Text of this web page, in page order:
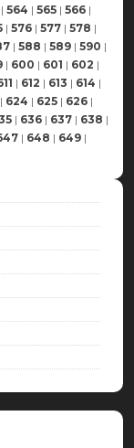
| 564 | 565 | 566 |
| 576 | 577 | 578 |
| 588 | 589 | 590 |
| 600 | 601 | 602 |
| 612 | 613 | 614 |
| 624 | 625 | 626 |
| 636 | 637 | 638 |
| 648 | 649 |